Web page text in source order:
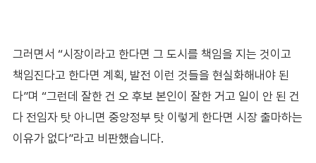
그러면서 “시장이라고 한다면 그 도시를 책임을 지는 것이고
책임진다고 한다면 계획, 발전 이런 것들을 현실화해내야 된
다”며 “그런데 잘한 건 오 후보 본인이 잘한 거고 일이 안 된 건
다 전임자 탓 아니면 중앙정부 탓 이렇게 한다면 시장 출마하는
이유가 없다”라고 비판했습니다.